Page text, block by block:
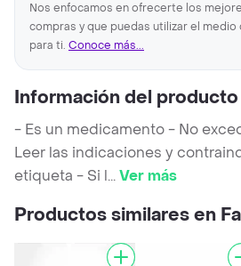
Nos enfocamos en ofrecerte los
compras y que puedas utilizar el
para ti. Conoce más...
Información del producto
- Es un medicamento - No
Leer las indicaciones y
etiqueta - Si l...Ver más
Productos similares en